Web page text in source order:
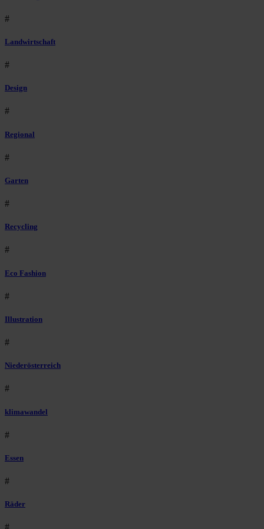
#
Landwirtschaft
#
Design
#
Regional
#
Garten
#
Recycling
#
Eco Fashion
#
Illustration
#
Niederösterreich
#
klimawandel
#
Essen
#
Räder